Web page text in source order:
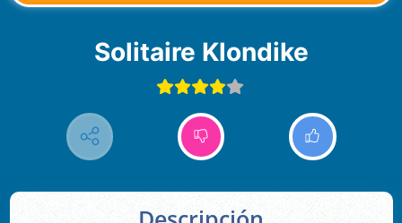
Solitaire Klondike